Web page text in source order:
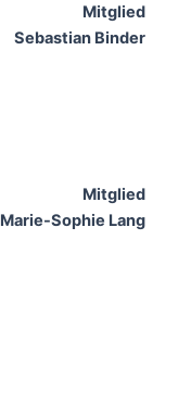
Mitglied
Sebastian Binder
Mitglied
Marie-Sophie Lang